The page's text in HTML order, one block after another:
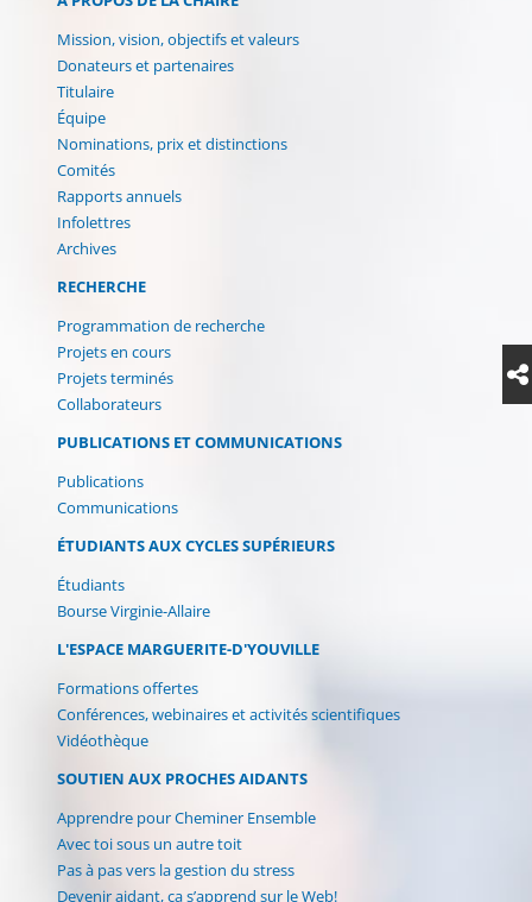
Mission, vision, objectifs et valeurs
Donateurs et partenaires
Titulaire
Équipe
Nominations, prix et distinctions
Comités
Rapports annuels
Infolettres
Archives
RECHERCHE
Programmation de recherche
Projets en cours
Projets terminés
Collaborateurs
PUBLICATIONS ET COMMUNICATIONS
Publications
Communications
ÉTUDIANTS AUX CYCLES SUPÉRIEURS
Étudiants
Bourse Virginie-Allaire
L'ESPACE MARGUERITE-D'YOUVILLE
Formations offertes(current)
Conférences, webinaires et activités scientifiques
Vidéothèque
SOUTIEN AUX PROCHES AIDANTS
Apprendre pour Cheminer Ensemble
Avec toi sous un autre toit
Pas à pas vers la gestion du stress
Devenir aidant, ça s’apprend sur le Web!